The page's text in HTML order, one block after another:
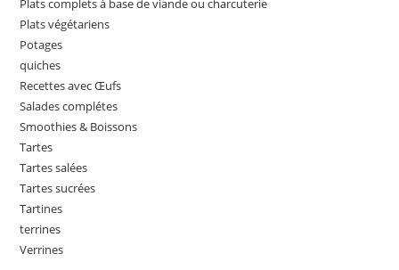
Plats complets à base de viande ou charcuterie
Plats végétariens
Potages
quiches
Recettes avec Œufs
Salades complétes
Smoothies & Boissons
Tartes
Tartes salées
Tartes sucrées
Tartines
terrines
Verrines